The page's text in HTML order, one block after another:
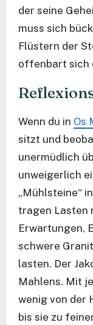
der seine
muss sich
Flüstern der
offenbart sich
Wenn du in Os
sitzt und
unermüdlich
unweigerlich
„Mühlsteine“
tragen Lasten
Erwartungen,
schwere
lasten. Der
Mahlens. Mit
wenig von der
bis sie zu